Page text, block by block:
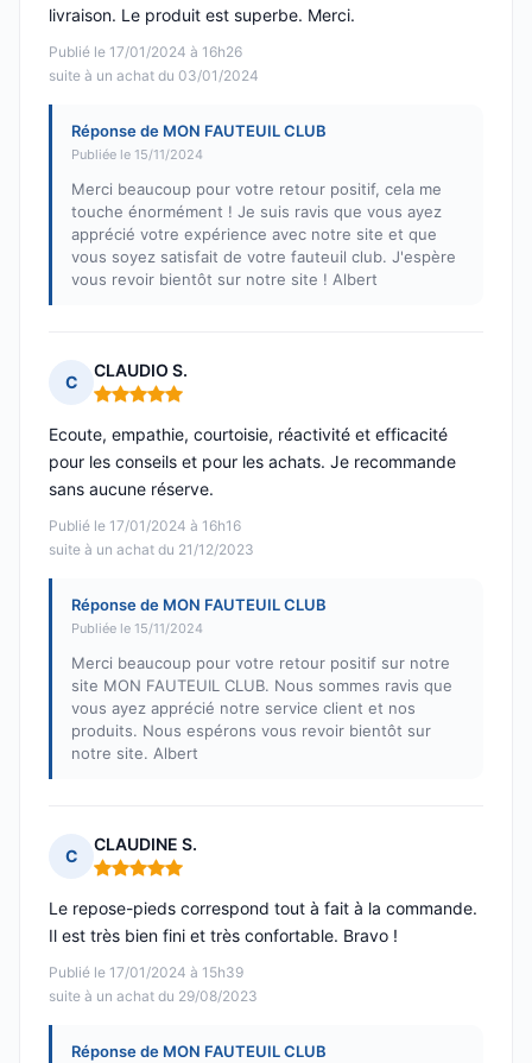
Publié le 17/01/2024 à 16h26
suite à un achat du 03/01/2024
livraison. Le produit est superbe. Merci.
Réponse de MON FAUTEUIL CLUB
Publiée le 15/11/2024
Merci beaucoup pour votre retour positif, cela me
touche énormément ! Je suis ravis que vous ayez
apprécié votre expérience avec notre site et que
vous soyez satisfait de votre fauteuil club. J'espère
vous revoir bientôt sur notre site ! Albert
C
CLAUDIO S.
Note : 5 sur 5
Publié le 17/01/2024 à 16h16
suite à un achat du 21/12/2023
Ecoute, empathie, courtoisie, réactivité et efficacité
pour les conseils et pour les achats. Je recommande
sans aucune réserve.
Réponse de MON FAUTEUIL CLUB
Publiée le 15/11/2024
Merci beaucoup pour votre retour positif sur notre
site MON FAUTEUIL CLUB. Nous sommes ravis que
vous ayez apprécié notre service client et nos
produits. Nous espérons vous revoir bientôt sur
notre site. Albert
C
CLAUDINE S.
Note : 5 sur 5
Publié le 17/01/2024 à 15h39
suite à un achat du 29/08/2023
Le repose-pieds correspond tout à fait à la commande.
Il est très bien fini et très confortable. Bravo !
Réponse de MON FAUTEUIL CLUB